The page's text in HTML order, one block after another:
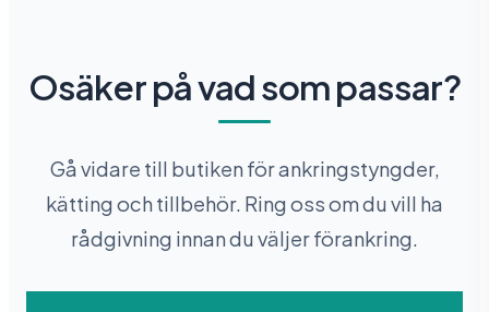
Osäker på vad som passar?
Gå vidare till butiken för ankringstyngder,
kätting och tillbehör. Ring oss om du vill ha
rådgivning innan du väljer förankring.